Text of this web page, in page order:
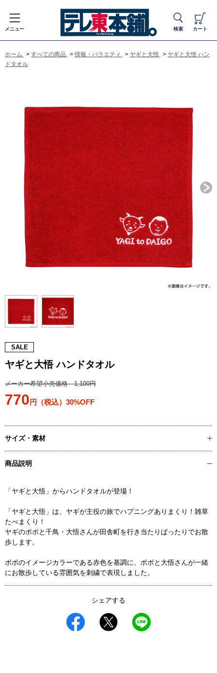
メニュー 検索 カート
ホーム > すべての商品 >情報・バラエティ > ヤギと大悟 > ヤギと大悟 ハン
ドタオル
SALE
ヤギと大悟 ハンドタオル
メーカー希望小売価格 1,100円
770 円（税込）30%OFF
サイズ・素材
商品説明
「ヤギと大悟」からハンドタオルが登場！
「ヤギと大悟」は、ヤギが主役の旅でハプニングありまくり！雑草
たべまくり！
ヤギのポポと千鳥・大悟さんが田舎町を行き当たりばったりでお散
歩します。
ポポのイメージカラーである赤色を基調に、ポポと大悟さんが一緒
にお散歩している雰囲気を刺繍で表現しました。
シェアする